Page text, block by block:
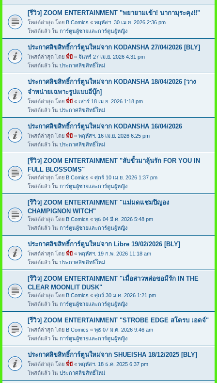
[รีวิว] ZOOM ENTERTAINMENT "พยายามเข้า! นากามุระคุง!!"
โพสต์ล่าสุด โดย B.Comics « พฤหัสฯ. 30 เม.ย. 2026 2:36 pm
โพสต์แล้ว ใน การ์ตูนผู้ชายและการ์ตูนผู้หญิง
ประกาศลิขสิทธิ์การ์ตูนใหม่จาก KODANSHA 27/04/2026 [BLY]
โพสต์ล่าสุด โดย พี่บี « จันทร์ 27 เม.ย. 2026 4:31 pm
โพสต์แล้ว ใน ประกาศลิขสิทธิ์ใหม่
ประกาศลิขสิทธิ์การ์ตูนใหม่จาก KODANSHA 18/04/2026 [วาง
จำหน่ายเฉพาะรูปแบบอีบุ๊ก]
โพสต์ล่าสุด โดย พี่บี « เสาร์ 18 เม.ย. 2026 1:18 pm
โพสต์แล้ว ใน ประกาศลิขสิทธิ์ใหม่
ประกาศลิขสิทธิ์การ์ตูนใหม่จาก KODANSHA 16/04/2026
โพสต์ล่าสุด โดย พี่บี « พฤหัสฯ. 16 เม.ย. 2026 6:25 pm
โพสต์แล้ว ใน ประกาศลิขสิทธิ์ใหม่
[รีวิว] ZOOM ENTERTAINMENT "สับขั้วมาลุ้นรัก FOR YOU IN
FULL BLOSSOMS"
โพสต์ล่าสุด โดย B.Comics « ศุกร์ 10 เม.ย. 2026 1:37 pm
โพสต์แล้ว ใน การ์ตูนผู้ชายและการ์ตูนผู้หญิง
[รีวิว] ZOOM ENTERTAINMENT "แม่มดแชมปิญอง
CHAMPIGNON WITCH"
โพสต์ล่าสุด โดย B.Comics « พุธ 04 มี.ค. 2026 5:48 pm
โพสต์แล้ว ใน การ์ตูนผู้ชายและการ์ตูนผู้หญิง
ประกาศลิขสิทธิ์การ์ตูนใหม่จาก Libre 19/02/2026 [BLY]
โพสต์ล่าสุด โดย พี่บี « พฤหัสฯ. 19 ก.พ. 2026 11:18 am
โพสต์แล้ว ใน ประกาศลิขสิทธิ์ใหม่
[รีวิว] ZOOM ENTERTAINMENT "เมื่อสาวหล่อขอมีรัก IN THE
CLEAR MOONLIT DUSK"
โพสต์ล่าสุด โดย B.Comics « ศุกร์ 30 ม.ค. 2026 1:21 pm
โพสต์แล้ว ใน การ์ตูนผู้ชายและการ์ตูนผู้หญิง
[รีวิว] ZOOM ENTERTAINMENT "STROBE EDGE สโตรบ เอดจ์"
โพสต์ล่าสุด โดย B.Comics « พุธ 07 ม.ค. 2026 9:46 am
โพสต์แล้ว ใน การ์ตูนผู้ชายและการ์ตูนผู้หญิง
ประกาศลิขสิทธิ์การ์ตูนใหม่จาก SHUEISHA 18/12/2025 [BLY]
โพสต์ล่าสุด โดย พี่บี « พฤหัสฯ. 18 ธ.ค. 2025 6:37 pm
โพสต์แล้ว ใน ประกาศลิขสิทธิ์ใหม่